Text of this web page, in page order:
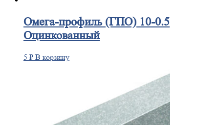
Омега-профиль(ГПО) 10-0.5
Оцинкованный
5 ₽ В корзину